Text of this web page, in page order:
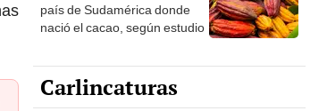
país de Sudamérica donde
nació el cacao, según estudio
Carlincaturas